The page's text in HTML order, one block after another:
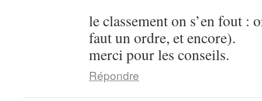
le classement on s’en fout :
faut un ordre, et encore).
merci pour les conseils.
Répondre